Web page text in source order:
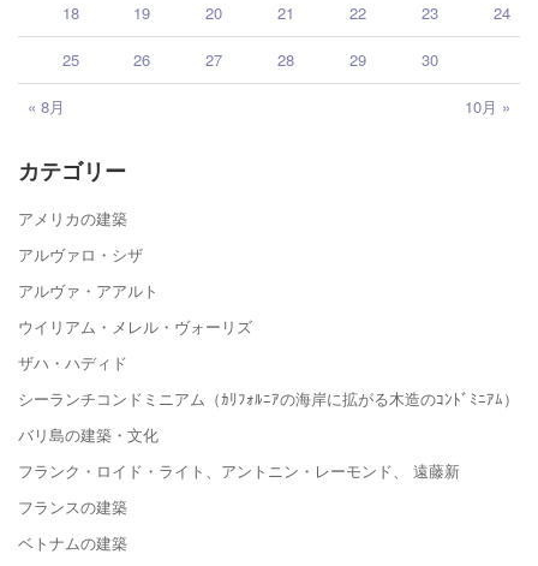
« 8月 10月 »
18 19 20 21 22 23 24
25 26 27 28 29 30
カテゴリー
アメリカの建築
アルヴァロ・シザ
アルヴァ・アアルト
ウイリアム・メレル・ヴォーリズ
ザハ・ハディド
シーランチコンドミニアム（ｶﾘﾌｫﾙﾆｱの海岸に拡がる木造のｺﾝﾄﾞﾐﾆｱﾑ）
バリ島の建築・文化
フランク・ロイド・ライト、アントニン・レーモンド、 遠藤新
フランスの建築
ベトナムの建築